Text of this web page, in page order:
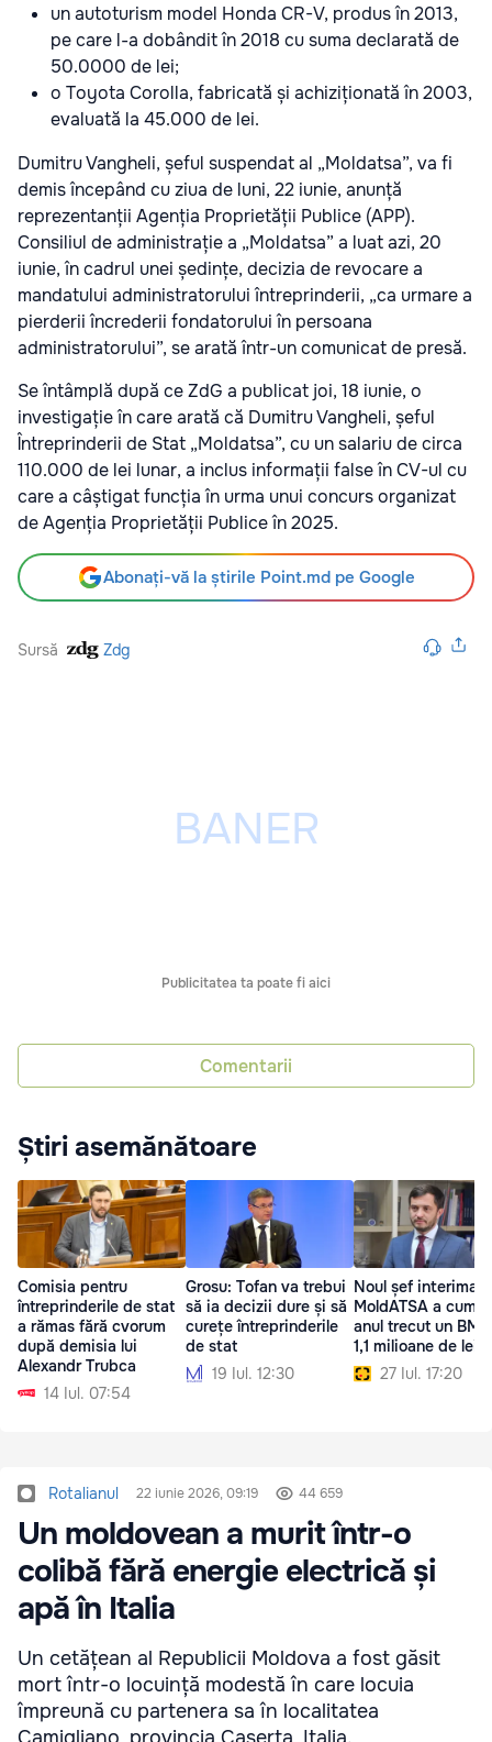
un autoturism model Honda CR-V, produs în 2013,
pe care l-a dobândit în 2018 cu suma declarată de
50.0000 de lei;
o Toyota Corolla, fabricată și achiziționată în 2003,
evaluată la 45.000 de lei.
Dumitru Vangheli, șeful suspendat al „Moldatsa”, va fi
demis începând cu ziua de luni, 22 iunie, anunță
reprezentanții Agenția Proprietății Publice (APP).
Consiliul de administrație a „Moldatsa” a luat azi, 20
iunie, în cadrul unei ședințe, decizia de revocare a
mandatului administratorului întreprinderii, „ca urmare a
pierderii încrederii fondatorului în persoana
administratorului”, se arată într-un comunicat de presă.
Se întâmplă după ce ZdG a publicat joi, 18 iunie, o
investigație în care arată că Dumitru Vangheli, șeful
Întreprinderii de Stat „Moldatsa”, cu un salariu de circa
110.000 de lei lunar, a inclus informații false în CV-ul cu
care a câștigat funcția în urma unui concurs organizat
de Agenția Proprietății Publice în 2025.
Abonați-vă la știrile Point.md pe Google
Sursă Zdg
Publicitatea ta poate fi aici
Comentarii
Știri asemănătoare
Comisia pentru
întreprinderile de stat
a rămas fără cvorum
după demisia lui
Alexandr Trubca
14 Iul. 07:54
Grosu: Tofan va trebui
să ia decizii dure și să
curețe întreprinderile
de stat
19 Iul. 12:30
Noul șef interimar
MoldATSA a
anul trecut un
1,1 milioane de lei
27 Iul. 17:20
Rotalianul 22 iunie 2026, 09:19 44 659
Un moldovean a murit într-o
colibă fără energie electrică și
apă în Italia
Un cetățean al Republicii Moldova a fost găsit
mort într-o locuință modestă în care locuia
împreună cu partenera sa în localitatea